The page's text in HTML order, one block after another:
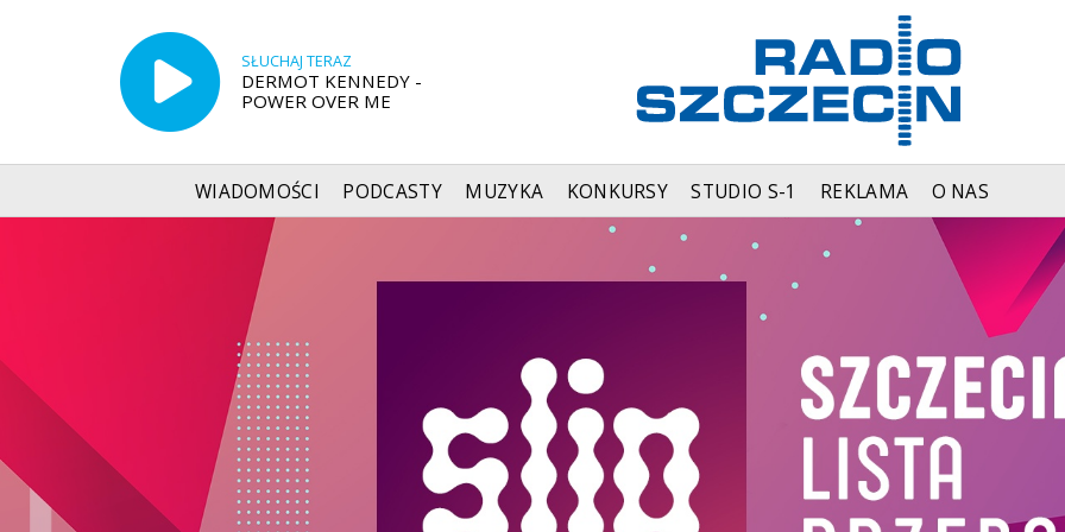
SŁUCHAJ TERAZ
DERMOT KENNEDY -
POWER OVER ME
WIADOMOŚCI PODCASTY MUZYKA KONKURSY STUDIO S-1 REKLAMA O NAS